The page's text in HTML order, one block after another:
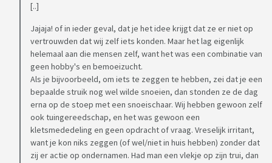
[..]
Jajaja! of in ieder geval, dat je het idee krijgt dat ze er niet op
vertrouwden dat wij zelf iets konden. Maar het lag eigenlijk
helemaal aan die mensen zelf, want het was een combinatie van
geen hobby's en bemoeizucht.
Als je bijvoorbeeld, om iets te zeggen te hebben, zei dat je een
bepaalde struik nog wel wilde snoeien, dan stonden ze de dag
erna op de stoep met een snoeischaar. Wij hebben gewoon zelf
ook tuingereedschap, en het was gewoon een
kletsmededeling en geen opdracht of vraag. Vreselijk irritant,
want je kon niks zeggen (of wel/niet in huis hebben) zonder dat
zij er actie op ondernamen. Had man een vlekje op zijn trui, dan